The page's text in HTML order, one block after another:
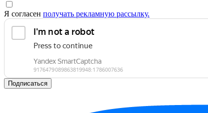
Я согласен получать рекламную рассылку.